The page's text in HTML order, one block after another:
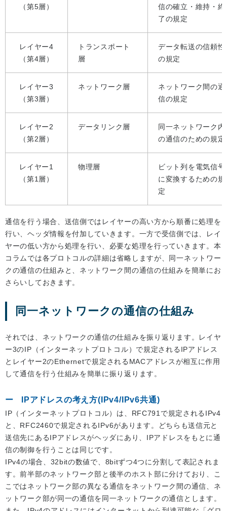
（第5層）
信の確立・維持・終
了の規定
レイヤー4
（第4層）
トランスポート
層
データ転送の信頼性
の規定
レイヤー3
（第3層）
ネットワーク層
ネットワーク間の通
信の規定
レイヤー2
（第2層）
データリンク層
同一ネットワーク内
の通信のための規定
レイヤー1
（第1層）
物理層
ビット列を電気信号
に変換するための規
定
通信を行う場合、送信側ではレイヤーの高い方から順番に処理を
行い、ヘッダ情報を付加していきます。一方で受信側では、レイ
ヤーの低い方から処理を行い、必要な処理を行っていきます。本
コラムでは各プロトコルの詳細は省略しますが、同一ネットワー
クの通信の仕組みと、ネットワーク間の通信の仕組みを簡単にお
さらいしておきます。
同一ネットワークの通信の仕組み
それでは、ネットワークの通信の仕組みを振り返ります。レイヤ
ー3のIP（インターネットプロトコル）で規定されるIPアドレス
とレイヤー2のEthernetで規定されるMACアドレスが相互に作用
して通信を行う仕組みを簡単に振り返ります。
IPアドレスの考え方(IPv4/IPv6共通)
IP（インターネットプロトコル）は、RFC791で規定されるIPv4
と、RFC2460で規定されるIPv6があります。どちらも送信元と
送信先にあるIPアドレスがヘッダにあり、IPアドレスをもとに通
信の制御を行うことは同じです。
IPv4の場合、32bitの数値で、8bitずつ4つに分割して表記されま
す。前半部のネットワーク部と後半のホスト部に分けており、こ
こではネットワーク部の異なる通信をネットワーク間の通信、ネ
ットワーク部が同一の通信を同一ネットワークの通信とします。